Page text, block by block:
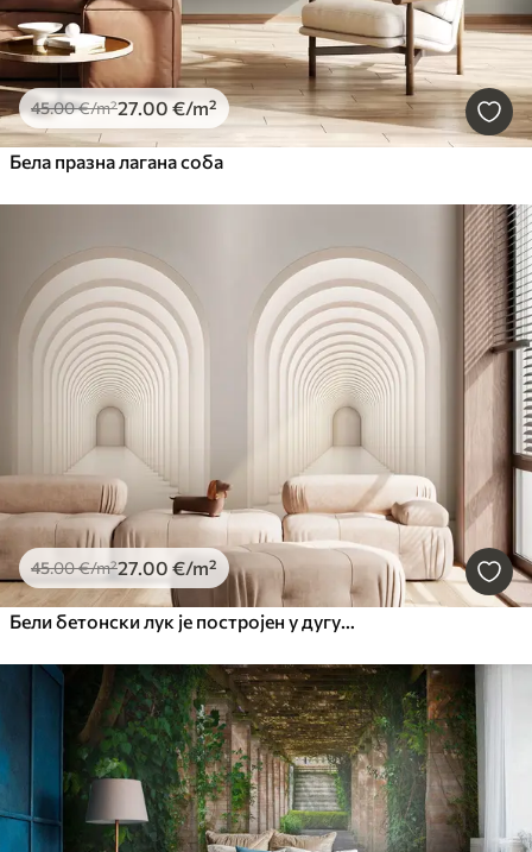
45.00€/m²27.00 €/m²
Бела празна лагана соба
45.00€/m²27.00 €/m²
Бели бетонски лук је постројен у дугу линију са светлошћу